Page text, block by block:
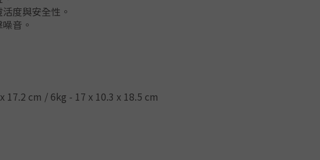
度與安全性。
音。
17.2 cm / 6kg - 17 x 10.3 x 18.5 cm